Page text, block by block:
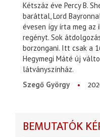
Kétszáz éve Percy B.
baráttal, Lord
évesen így írta meg az
regényt. Sok
borzongani. Itt csak a
Hegymegi Máté új
látványszínház.
Szegő György
BEMUTATÓK